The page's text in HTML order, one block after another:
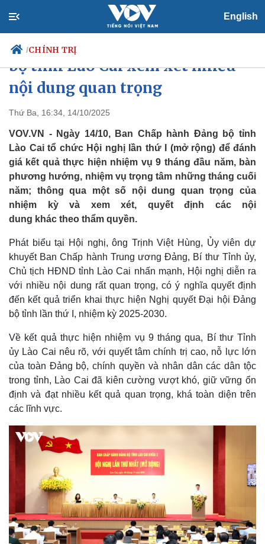
English
/CHÍNH TRỊ
Chính trị
Tổ chức nhân sự
Quốc hội
Nhận diện sự thật
Tin 24h
Dự báo thời tiết
Giáo dục
Dấu ấn VOV
Việc làm
Biển đảo
Hội nghị Ban Chấp hành Đảng
bộ tỉnh Lào Cai xem xét nhiều
nội dung quan trọng
Thứ Ba, 16:34, 14/10/2025
VOV.VN - Ngày 14/10, Ban Chấp hành Đảng bộ tỉnh
Lào Cai tổ chức Hội nghị lần thứ I (mở rộng) để đánh
giá kết quả thực hiện nhiệm vụ 9 tháng đầu năm, bàn
phương hướng, nhiệm vụ trọng tâm những tháng cuối
năm; thông qua một số nội dung quan trọng của
nhiệm kỳ và xem xét, quyết định các nội
dung khác theo thẩm quyền.
Phát biểu tại Hội nghị, ông Trịnh Việt Hùng, Ủy viên dự
khuyết Ban Chấp hành Trung ương Đảng, Bí thư Tỉnh ủy,
Chủ tịch HĐND tỉnh Lào Cai nhấn mạnh, Hội nghị diễn ra
với nhiều nội dung rất quan trọng, có ý nghĩa quyết định
đến kết quả triển khai thực hiện Nghị quyết Đại hội Đảng
bộ tỉnh lần thứ I, nhiệm kỳ 2025-2030.
Về kết quả thực hiện nhiệm vụ 9 tháng qua, Bí thư Tỉnh
ủy Lào Cai nêu rõ, với quyết tâm chính trị cao, nỗ lực lớn
của toàn Đảng bộ, chính quyền và nhân dân các dân tộc
trong tỉnh, Lào Cai đã kiên cường vượt khó, giữ vững ổn
định và đạt nhiều kết quả quan trọng, khá toàn diện trên
các lĩnh vực.